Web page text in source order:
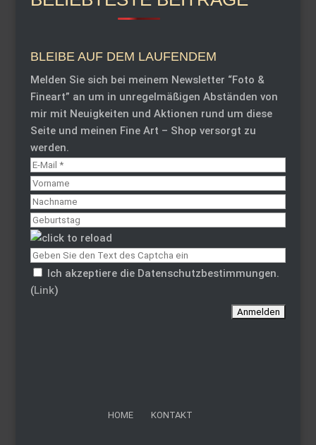
BLEIBE AUF DEM LAUFENDEM
Melden Sie sich bei meinem Newsletter “Foto &
Fineart” an um in unregelmäßigen Abständen von
mir mit Neuigkeiten und Aktionen rund um diese
Seite und meinen Fine Art – Shop versorgt zu
werden.
Ich akzeptiere die Datenschutzbestimmungen.
(Link)
HOME KONTAKT